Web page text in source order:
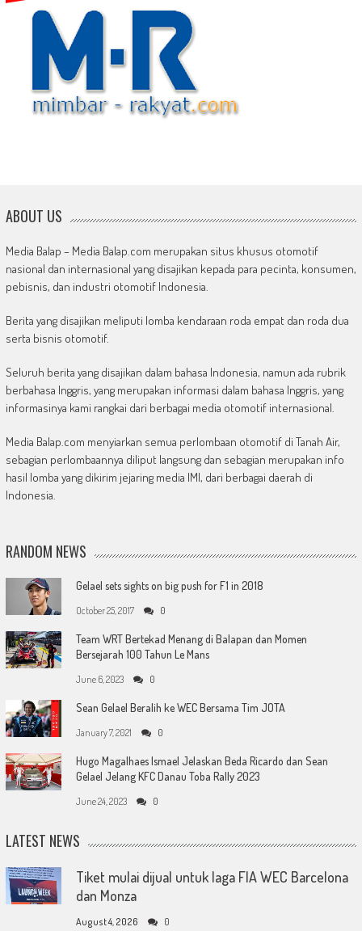
ABOUT US
Media Balap – Media Balap.com merupakan situs khusus otomotif
nasional dan internasional yang disajikan kepada para pecinta, konsumen,
pebisnis, dan industri otomotif Indonesia.
Berita yang disajikan meliputi lomba kendaraan roda empat dan roda dua
serta bisnis otomotif.
Seluruh berita yang disajikan dalam bahasa Indonesia, namun ada rubrik
berbahasa Inggris, yang merupakan informasi dalam bahasa Inggris, yang
informasinya kami rangkai dari berbagai media otomotif internasional.
Media Balap.com menyiarkan semua perlombaan otomotif di Tanah Air,
sebagian perlombaannya diliput langsung dan sebagian merupakan info
hasil lomba yang dikirim jejaring media IMI, dari berbagai daerah di
Indonesia.
RANDOM NEWS
Gelael sets sights on big push for F1 in 2018
October 25, 2017 0
Team WRT Bertekad Menang di Balapan dan Momen
Bersejarah 100 Tahun Le Mans
June 6, 2023 0
Sean Gelael Beralih ke WEC Bersama Tim JOTA
January 7, 2021 0
Hugo Magalhaes Ismael Jelaskan Beda Ricardo dan Sean
Gelael Jelang KFC Danau Toba Rally 2023
June 24, 2023 0
LATEST NEWS
Tiket mulai dijual untuk laga FIA WEC Barcelona
dan Monza
August 4, 2026 0